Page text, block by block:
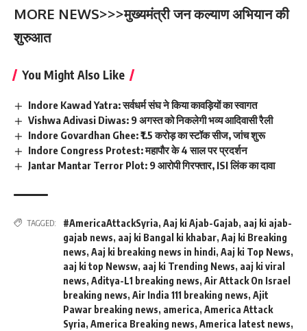
MORE NEWS>>>मुख्यमंत्री जन कल्याण अभियान की
शुरुआत
You Might Also Like
Indore Kawad Yatra: सर्वधर्म संघ ने किया कावड़ियों का स्वागत
Vishwa Adivasi Diwas: 9 अगस्त को निकलेगी भव्य आदिवासी रैली
Indore Govardhan Ghee: ₹1.5 करोड़ का स्टॉक सीज, जांच शुरू
Indore Congress Protest: महापौर के 4 साल पर प्रदर्शन
Jantar Mantar Terror Plot: 9 आरोपी गिरफ्तार, ISI लिंक का दावा
TAGGED: #AmericaAttackSyria, Aaj ki Ajab-Gajab, aaj ki ajab-
gajab news, aaj ki Bangal ki khabar, Aaj ki Breaking
news, Aaj ki breaking news in hindi, Aaj ki Top News,
aaj ki top Newsw, aaj ki Trending News, aaj ki viral
news, Aditya-L1 breaking news, Air Attack On Israel
breaking news, Air India 111 breaking news, Ajit
Pawar breaking news, america, America Attack
Syria, America Breaking news, America latest news,